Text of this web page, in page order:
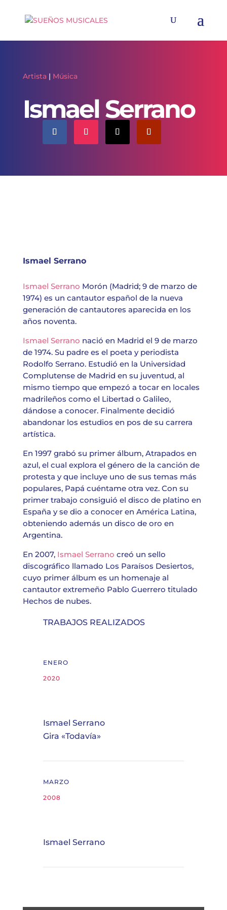
Artista | Música
Ismael Serrano
Ismael Serrano
Ismael Serrano Morón (Madrid; 9 de marzo de
1974) es un cantautor español de la nueva
generación de cantautores aparecida en los
años noventa.
Ismael Serrano nació en Madrid el 9 de marzo
de 1974. Su padre es el poeta y periodista
Rodolfo Serrano. Estudió en la Universidad
Complutense de Madrid en su juventud, al
mismo tiempo que empezó a tocar en locales
madrileños como el Libertad o Galileo,
dándose a conocer. Finalmente decidió
abandonar los estudios en pos de su carrera
artística.
En 1997 grabó su primer álbum, Atrapados en
azul, el cual explora el género de la canción de
protesta y que incluye uno de sus temas más
populares, Papá cuéntame otra vez. Con su
primer trabajo consiguió el disco de platino en
España y se dio a conocer en América Latina,
obteniendo además un disco de oro en
Argentina.
En 2007, Ismael Serrano creó un sello
discográfico llamado Los Paraísos Desiertos,
cuyo primer álbum es un homenaje al
cantautor extremeño Pablo Guerrero titulado
Hechos de nubes.
TRABAJOS REALIZADOS
ENERO
2020
Ismael Serrano
Gira «Todavía»
MARZO
2008
Ismael Serrano